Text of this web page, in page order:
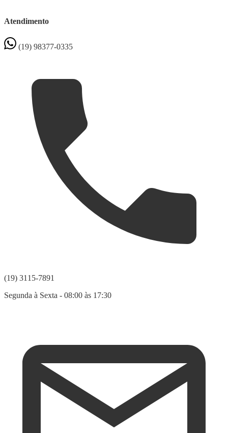
Atendimento
(19) 98377-0335
(19) 3115-7891
Segunda à Sexta - 08:00 às 17:30